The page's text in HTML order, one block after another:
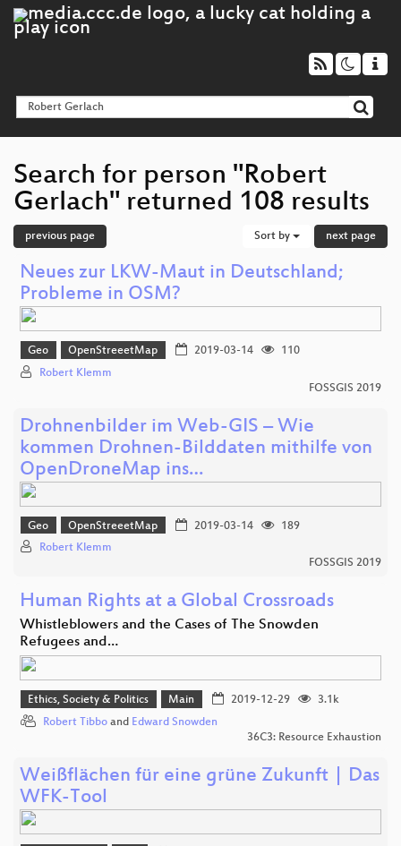
Search for person "Robert
Gerlach" returned 108 results
previous page Sort by next page
Neues zur LKW-Maut in Deutschland;
Probleme in OSM?
Geo OpenStreeetMap 2019-03-14
110
Robert Klemm
FOSSGIS 2019
Drohnenbilder im Web-GIS – Wie
kommen Drohnen-Bilddaten mithilfe von
OpenDroneMap ins…
Geo OpenStreeetMap 2019-03-14
189
Robert Klemm
FOSSGIS 2019
Human Rights at a Global Crossroads
Whistleblowers and the Cases of The Snowden
Refugees and…
Ethics, Society & Politics Main 2019-12-29
3.1k
Robert Tibbo and Edward Snowden
36C3: Resource Exhaustion
Weißflächen für eine grüne Zukunft | Das
WFK-Tool